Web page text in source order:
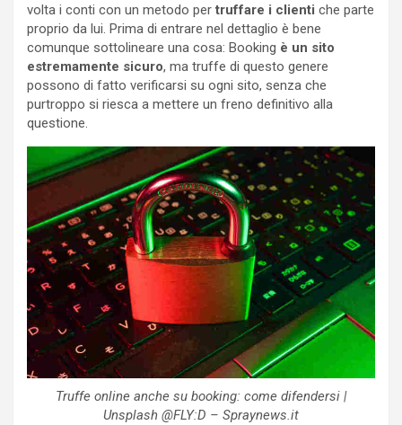
volta i conti con un metodo pertruffare i clienti che parte
proprio da lui. Prima di entrare nel dettaglio è bene
comunque sottolineare una cosa: Booking è un sito
estremamente sicuro, ma truffe di questo genere
possono di fatto verificarsi su ogni sito, senza che
purtroppo si riesca a mettere un freno definitivo alla
questione.
Truffe online anche su booking: come difendersi |
Unsplash @FLY:D – Spraynews.it